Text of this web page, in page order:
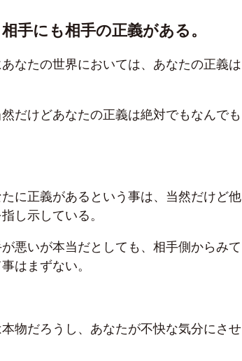
手にも相手の正義がある。
なたの世界においては、あなたの正義は
だけどあなたの正義は絶対でもなんでも
に正義があるという事は、当然だけど他
し示している。
悪いが本当だとしても、相手側からみて
はまずない。
物だろうし、あなたが不快な気分にさせ